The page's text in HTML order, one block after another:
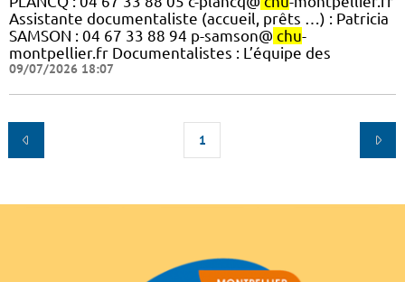
Assistante documentaliste (accueil, prêts …) : Patricia
SAMSON : 04 67 33 88 94 p-samson@ chu-
montpellier.fr Documentalistes : L’équipe des
09/07/2026 18:07
1